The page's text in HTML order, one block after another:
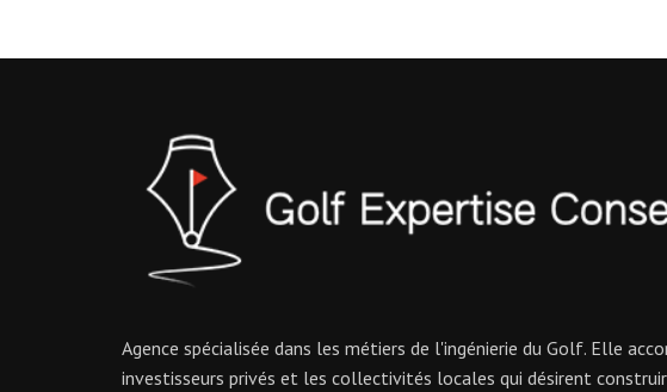
Agence spécialisée dans les métiers de l'ingénierie du Golf. Elle
investisseurs privés et les collectivités locales qui désirent